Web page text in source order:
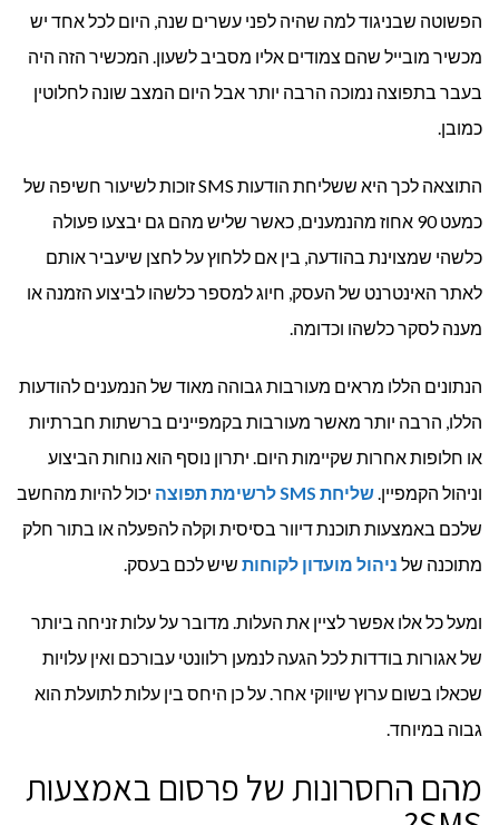
הפשוטה שבניגוד למה שהיה לפני עשרים שנה, היום לכל אחד יש
מכשיר מובייל שהם צמודים אליו מסביב לשעון. המכשיר הזה היה
בעבר בתפוצה נמוכה הרבה יותר אבל היום המצב שונה לחלוטין
כמובן.
התוצאה לכך היא ששליחת הודעות SMS זוכות לשיעור חשיפה של
כמעט 90 אחוז מהנמענים, כאשר שליש מהם גם יבצעו פעולה
כלשהי שמצוינת בהודעה, בין אם ללחוץ על לחצן שיעביר אותם
לאתר האינטרנט של העסק, חיוג למספר כלשהו לביצוע הזמנה או
מענה לסקר כלשהו וכדומה.
הנתונים הללו מראים מעורבות גבוהה מאוד של הנמענים להודעות
הללו, הרבה יותר מאשר מעורבות בקמפיינים ברשתות חברתיות
או חלופות אחרות שקיימות היום. יתרון נוסף הוא נוחות הביצוע
וניהול הקמפיין.שליחת SMSלרשימת תפוצה יכול להיות מהחשב
שלכם באמצעות תוכנת דיוור בסיסית וקלה להפעלה או בתור חלק
מתוכנה של ניהול מועדון לקוחות שיש לכם בעסק.
ומעל כל אלו אפשר לציין את העלות. מדובר על עלות זניחה ביותר
של אגורות בודדות לכל הגעה לנמען רלוונטי עבורכם ואין עלויות
שכאלו בשום ערוץ שיווקי אחר. על כן היחס בין עלות לתועלת הוא
גבוה במיוחד.
מהם החסרונות של פרסום באמצעות